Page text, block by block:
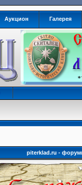
Аукцион Галерея
piterklad.ru -